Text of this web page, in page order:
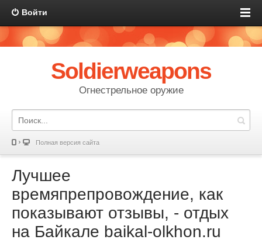
Войти
Soldierweapons
Огнестрельное оружие
Полная версия сайта
Лучшее
времяпрепровождение, как
показывают отзывы, - отдых
на Байкале baikal-olkhon.ru